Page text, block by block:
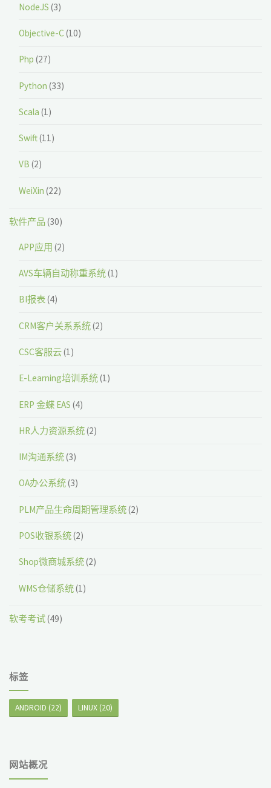
NodeJS (3)
Objective-C (10)
Php (27)
Python (33)
Scala (1)
Swift(11)
VB (2)
WeiXin (22)
软件产品(30)
APP应用 (2)
AVS车辆自动称重系统(1)
BI报表(4)
CRM客户关系系统(2)
CSC客服云(1)
E-Learning培训系统(1)
ERP 金蝶 EAS (4)
HR人力资源系统(2)
IM沟通系统(3)
OA办公系统(3)
PLM产品生命周期管理系统(2)
POS收银系统(2)
Shop微商城系统(2)
WMS仓储系统(1)
软考考试(49)
标签
ANDROID (22) LINUX (20)
网站概况